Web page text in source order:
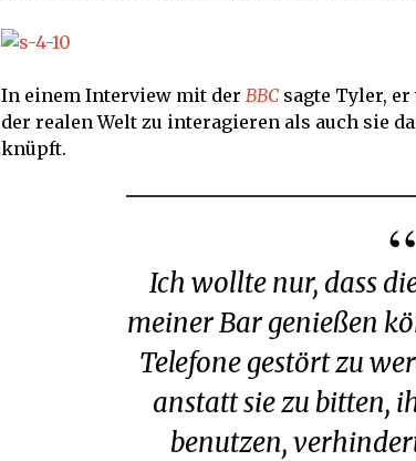
In einem Interview mit der BBC sagte Tyler,
der realen Welt zu interagieren als auch sie
knüpft.
Ich wollte nur, dass die Leute eine Nacht in
meiner Bar genießen
Telefone gestört zu
anstatt sie zu bitten,
benutzen,